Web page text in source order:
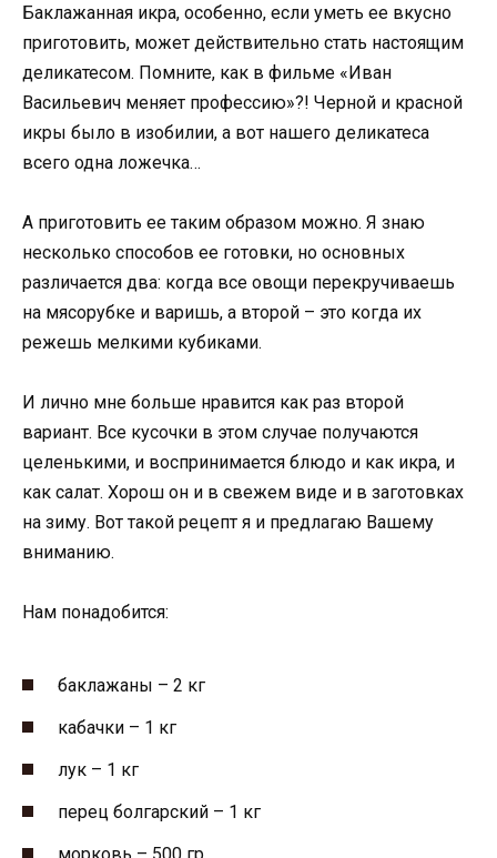
Баклажанная икра, особенно, если уметь ее вкусно
приготовить, может действительно стать настоящим
деликатесом. Помните, как в фильме «Иван
Васильевич меняет профессию»?! Черной и красной
икры было в изобилии, а вот нашего деликатеса
всего одна ложечка…
А приготовить ее таким образом можно. Я знаю
несколько способов ее готовки, но основных
различается два: когда все овощи перекручиваешь
на мясорубке и варишь, а второй – это когда их
режешь мелкими кубиками.
И лично мне больше нравится как раз второй
вариант. Все кусочки в этом случае получаются
целенькими, и воспринимается блюдо и как икра, и
как салат. Хорош он и в свежем виде и в заготовках
на зиму. Вот такой рецепт я и предлагаю Вашему
вниманию.
Нам понадобится:
баклажаны – 2 кг
кабачки – 1 кг
лук – 1 кг
перец болгарский – 1 кг